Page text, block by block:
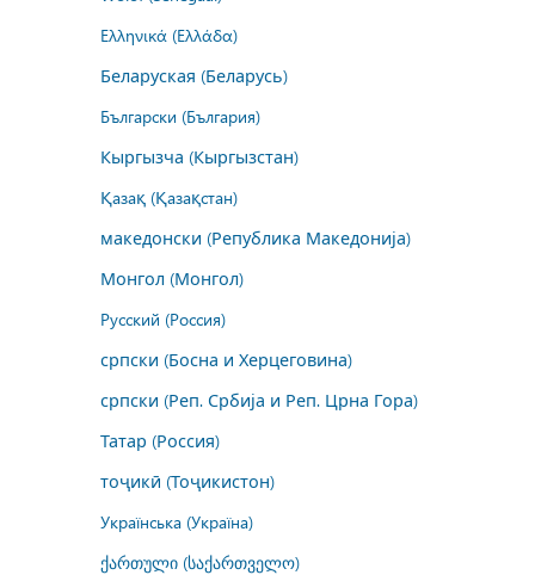
Ελληνικά (Ελλάδα)
Беларуская (Беларусь)
Български (България)
Кыргызча (Кыргызстан)
Қазақ (Қазақстан)
македонски (Република Македонија)
Монгол (Монгол)
Русский (Россия)
српски (Босна и Херцеговина)
српски (Реп. Србија и Реп. Црна Гора)
Татар (Россия)
тоҷикӣ (Тоҷикистон)
Українська (Україна)
ქართული (საქართველო)